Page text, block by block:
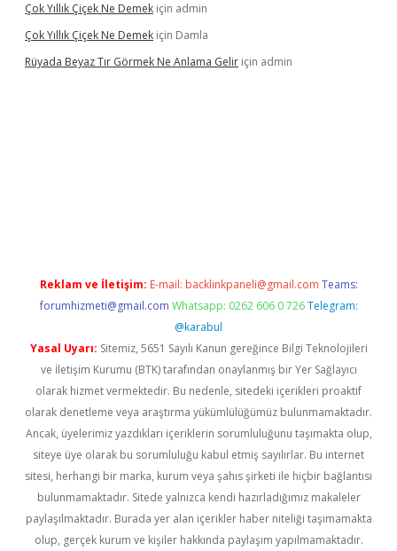
Çok Yıllık Çiçek Ne Demek için admin
Çok Yıllık Çiçek Ne Demek için Damla
Rüyada Beyaz Tır Görmek Ne Anlama Gelir için admin
Reklam ve İletişim: E-mail: backlinkpaneli@gmail.com Teams:
forumhizmeti@gmail.com Whatsapp: 0262 606 0 726 Telegram:
@karabul
Yasal Uyarı: Sitemiz, 5651 Sayılı Kanun gereğince Bilgi Teknolojileri
ve İletişim Kurumu (BTK) tarafından onaylanmış bir Yer Sağlayıcı
olarak hizmet vermektedir. Bu nedenle, sitedeki içerikleri proaktif
olarak denetleme veya araştırma yükümlülüğümüz bulunmamaktadır.
Ancak, üyelerimiz yazdıkları içeriklerin sorumluluğunu taşımakta olup,
siteye üye olarak bu sorumluluğu kabul etmiş sayılırlar. Bu internet
sitesi, herhangi bir marka, kurum veya şahıs şirketi ile hiçbir bağlantısı
bulunmamaktadır. Sitede yalnızca kendi hazırladığımız makaleler
paylaşılmaktadır. Burada yer alan içerikler haber niteliği taşımamakta
olup, gerçek kurum ve kişiler hakkında paylaşım yapılmamaktadır.